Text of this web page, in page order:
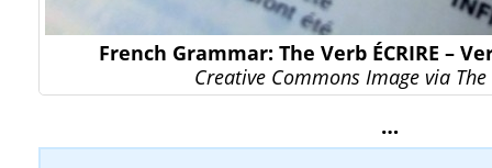
French Grammar: The Verb ÉCRIRE –
Creative Commons Image via The
…